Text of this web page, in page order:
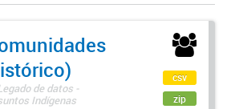
de datos -
Indígenas
csv
zip